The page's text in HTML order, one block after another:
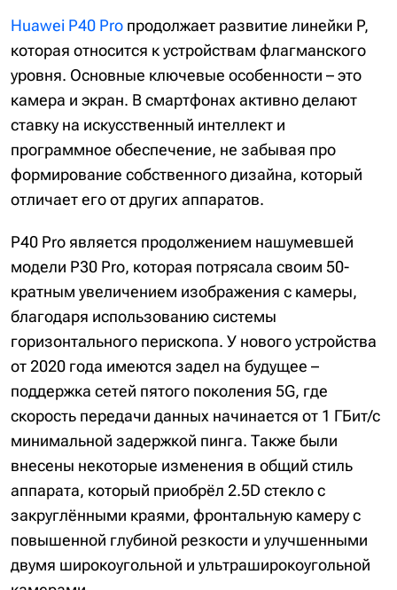
Huawei P40 Pro продолжает развитие линейки P,
которая относится к устройствам флагманского
уровня. Основные ключевые особенности – это
камера и экран. В смартфонах активно делают
ставку на искусственный интеллект и
программное обеспечение, не забывая про
формирование собственного дизайна, который
отличает его от других аппаратов.
P40 Pro является продолжением нашумевшей
модели P30 Pro, которая потрясала своим 50-
кратным увеличением изображения с камеры,
благодаря использованию системы
горизонтального перископа. У нового устройства
от 2020 года имеются задел на будущее –
поддержка сетей пятого поколения 5G, где
скорость передачи данных начинается от 1 ГБит/с
минимальной задержкой пинга. Также были
внесены некоторые изменения в общий стиль
аппарата, который приобрёл 2.5D стекло с
закруглёнными краями, фронтальную камеру с
повышенной глубиной резкости и улучшенными
двумя широкоугольной и ультраширокоугольной